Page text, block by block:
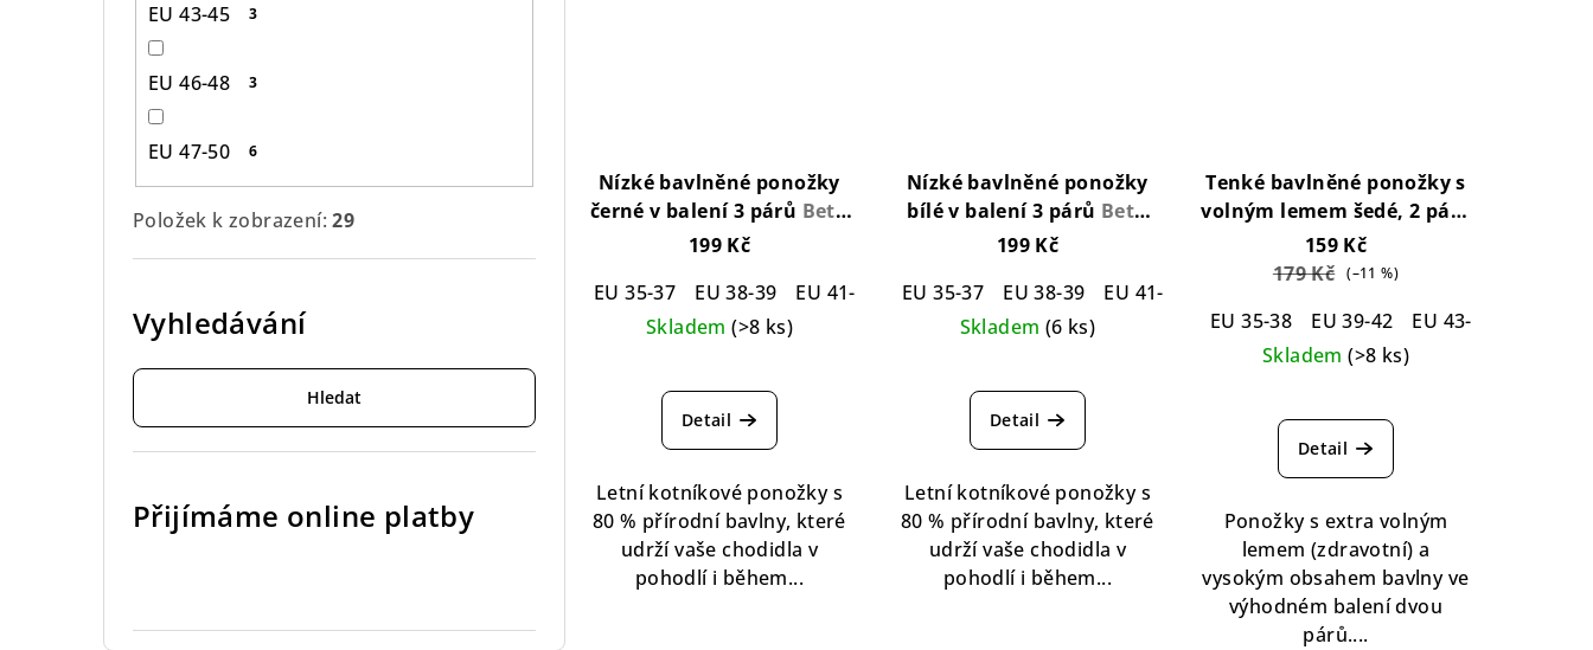
EU 43-45 3
EU 46-48 3
EU 47-50 6
Položek k zobrazení:29
Vyhledávání
Hledat
Přijímáme online platby
Nízké bavlněné ponožky
černé v balení 3 párů Beth
Cotton Black Socks 3-pack
199 Kč
EU 35-37
EU 38-39 EU 41-42 EU 43-45
EU 46-48
Skladem(>8 ks)
hodnocení
produktu
je
4,4
z
5
hvězdiček.
Detail
Letní kotníkové ponožky s
80 % přírodní bavlny, které
udrží vaše chodidla v
pohodlí i během...
Nízké bavlněné ponožky
bílé v balení 3 párů Beth
Cotton White Socks 3-pack
199 Kč
EU 35-37
EU 38-39 EU 41-42
Skladem (6 ks)
hodnocení
produktu
je
5,0
z
5
hvězdiček.
Detail
Letní kotníkové ponožky s
80 % přírodní bavlny, které
udrží vaše chodidla v
pohodlí i během...
Tenké bavlněné ponožky s
volným lemem šedé, 2 páry
Loose Top Cotton Socks
Grey 2-pack
159 Kč
179 Kč (–11 %)
EU 35-38 EU 39-42 EU 43-46
Skladem(>8 ks)
Detail
Ponožky s extra volným
lemem (zdravotní) a
vysokým obsahem bavlny ve
výhodném balení dvou
párů....